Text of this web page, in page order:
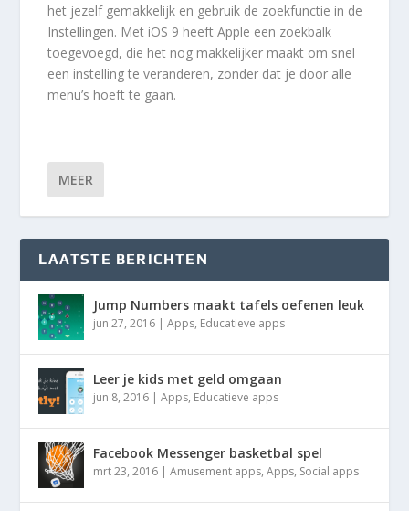
het jezelf gemakkelijk en gebruik de zoekfunctie in de
Instellingen. Met iOS 9 heeft Apple een zoekbalk
toegevoegd, die het nog makkelijker maakt om snel
een instelling te veranderen, zonder dat je door alle
menu’s hoeft te gaan.
MEER
LAATSTE BERICHTEN
Jump Numbers maakt tafels oefenen leuk
jun 27, 2016 |Apps, Educatieve apps
Leer je kids met geld omgaan
jun 8, 2016 |Apps, Educatieve apps
Facebook Messenger basketbal spel
mrt 23, 2016 |Amusement apps,Apps, Social apps